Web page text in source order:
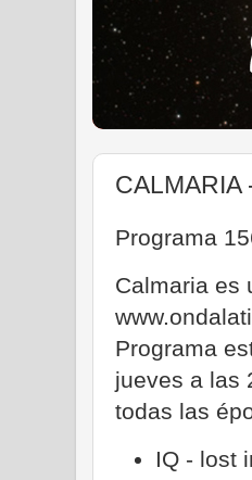
CALMARIA
Programa
Calmaria es
Programa
jueves a las
todas las
IQ - lost